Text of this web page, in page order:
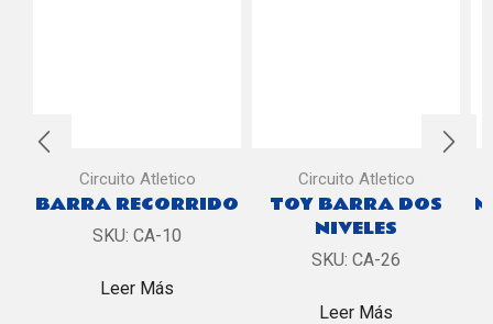
Circuito Atletico
BARRA RECORRIDO
SKU: CA-10
Leer Más
Circuito Atletico
TOY BARRA DOS
NIVELES
SKU: CA-26
Leer Más